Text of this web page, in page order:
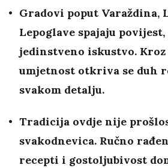
Gradovi poput Varaždina,
Lepoglave spajaju
jedinstveno iskustvo.
umjetnost otkriva se duh
svakom detalju.
Tradicija ovdje nije
svakodnevica. Ručno
recepti i gostoljubivost